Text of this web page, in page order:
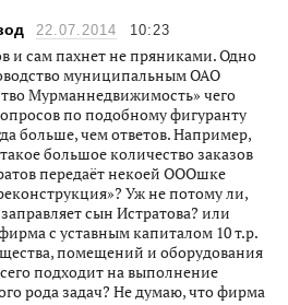
22.07.2014 10:23
и сам пахнет не пряниками. Одно
муниципальным ОАО
Мурманнедвижимость» чего
по подобному фигуранту
больше, чем ответов. Например,
большое количество заказов
передаёт некоей ОООшке
Уж не потому ли,
сын Истратова? или
с уставным капиталом 10 т.р.
помещений и оборудования
подходит на выполнение
рода задач? Не думаю, что фирма